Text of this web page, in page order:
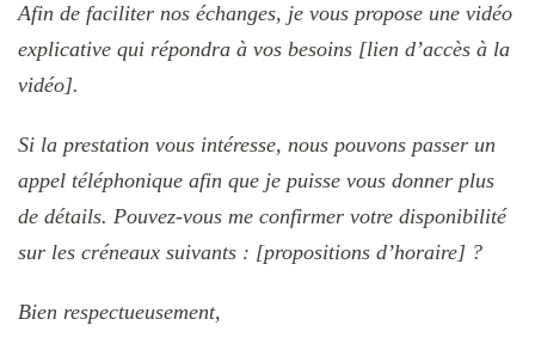
Afin de faciliter nos échanges, je vous propose une vidéo
explicative qui répondra à vos besoins [lien d’accès à la
vidéo].
Si la prestation vous intéresse, nous pouvons passer un
appel téléphonique afin que je puisse vous donner plus
de détails. Pouvez-vous me confirmer votre disponibilité
sur les créneaux suivants : [propositions d’horaire] ?
Bien respectueusement,